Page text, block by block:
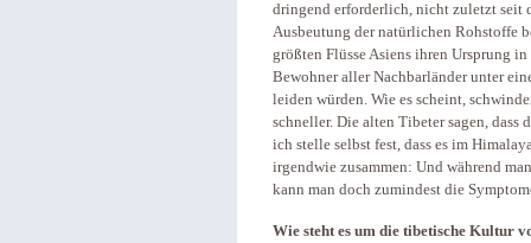
dringend erforderlich, nicht zuletzt seit
Ausbeutung der natürlichen Rohstoffe
größten Flüsse Asiens ihren Ursprung
Bewohner aller Nachbarländer unter
leiden würden. Wie es scheint,
schneller. Die alten Tibeter sagen,
ich stelle selbst fest, dass es im
irgendwie zusammen: Und während
kann man doch zumindest die
Wie steht es um die tibetische Kultur